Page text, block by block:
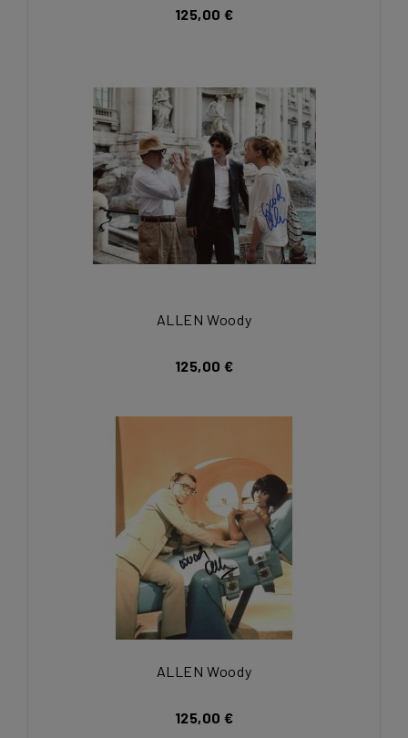
125,00 €
ALLEN Woody
125,00 €
ALLEN Woody
125,00 €